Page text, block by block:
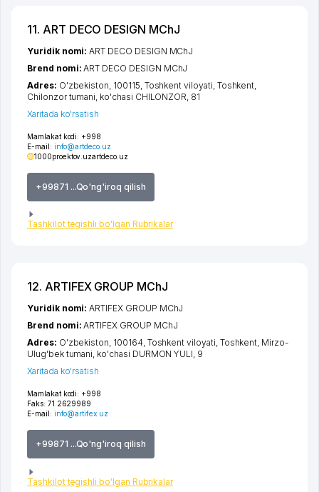
11. ART DECO DESIGN MChJ
Mamlakat kodi: +998
E-mail: info@artdeco.uz
1000proektov.uzartdeco.uz
+99871 ...Qo'ng'iroq qilish
Tashkilot tegishli bo'lgan Rubrikalar
Yuridik nomi:ART DECO DESIGN MChJ
Brend nomi:ART DECO DESIGN MChJ
Adres: O'zbekiston, 100115, Toshkent viloyati, Toshkent,
Chilonzor tumani, ko'chasi CHILONZOR, 81
Xaritada ko'rsatish
12. ARTIFEX GROUP MChJ
Mamlakat kodi: +998
Faks: 71 2629989
E-mail: info@artifex.uz
+99871 ...Qo'ng'iroq qilish
Tashkilot tegishli bo'lgan Rubrikalar
Yuridik nomi:ARTIFEX GROUP MChJ
Brend nomi:ARTIFEX GROUP MChJ
Adres: O'zbekiston, 100164, Toshkent viloyati, Toshkent, Mirzo-
Ulug'bek tumani, ko'chasi DURMON YULI, 9
Xaritada ko'rsatish